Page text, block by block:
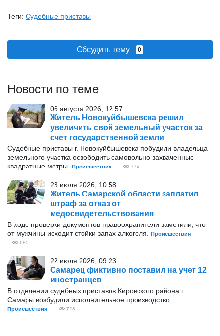
Теги: Судебные приставы
Обсудить тему 0
Новости по теме
06 августа 2026, 12:57
Житель Новокуйбышевска решил
увеличить свой земельный участок за
счет государственной земли
Судебные приставы г. Новокуйбышевска побудили владельца
земельного участка освободить самовольно захваченные
квадратные метры.
Происшествия 774
23 июля 2026, 10:58
Житель Самарской области заплатил
штраф за отказ от
медосвидетельствования
В ходе проверки документов правоохранители заметили, что
от мужчины исходит стойки запах алкоголя.
Происшествия
685
22 июля 2026, 09:23
Самарец фиктивно поставил на учет 12
иностранцев
В отделении судебных приставов Кировского района г.
Самары возбудили исполнительное производство.
Происшествия 723